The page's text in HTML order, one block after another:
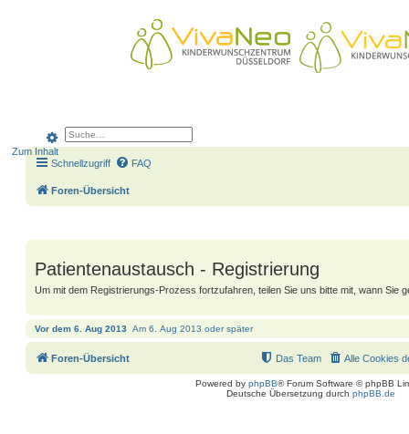
Zum Inhalt
Suche Erweiterte Suche
Schnellzugriff FAQ
Foren-Übersicht
Patientenaustausch - Registrierung
Um mit dem Registrierungs-Prozess fortzufahren, teilen Sie uns bitte mit, wann Sie
Vor dem 6. Aug 2013 Am 6. Aug 2013 oder später
Foren-Übersicht Alle Cookies
Das Team
Powered by phpBB® Forum Software © phpBB
Deutsche Übersetzung durch phpBB.de